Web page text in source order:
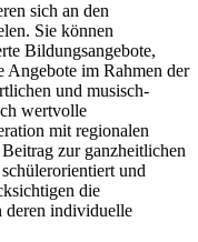
sich an den
Sie können
Bildungsangebote,
Angebote im Rahmen der
und musisch-
wertvolle
mit regionalen
zur ganzheitlichen
und
die
deren individuelle